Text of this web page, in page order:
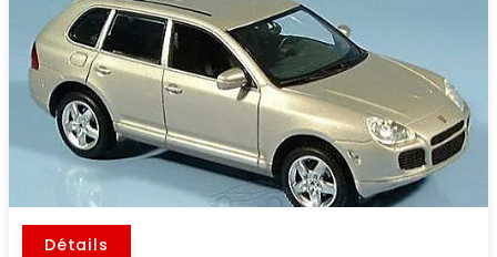
Détails